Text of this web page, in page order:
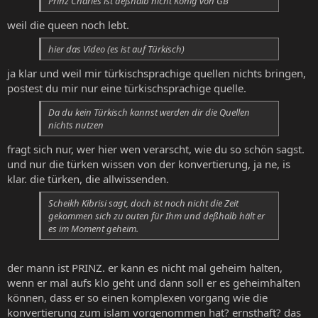
weil die queen noch lebt.
hier das Video (es ist auf Türkisch)
ja klar und weil mir türkischsprachige quellen nichts bringen,
postest du mir nur eine türkischsprachige quelle.
Da du kein Türkisch kannst werden dir die Quellen
nichts nutzen
fragt sich nur, wer hier wen verarscht, wie du so schön sagst.
und nur die türken wissen von der konvertierung, ja ne, is
klar. die türken, die allwissenden.
Scheikh Kibrisi sagt, doch ist noch nicht die Zeit
gekommen sich zu outen für Ihm und deßhalb hält er
es im Moment geheim.
der mann ist PRINZ. er kann es nicht mal geheim halten,
wenn er mal aufs klo geht und dann soll er es geheimhalten
können, dass er so einen komplexen vorgang wie die
konvertierung zum islam vorgenommen hat? ernsthaft? das